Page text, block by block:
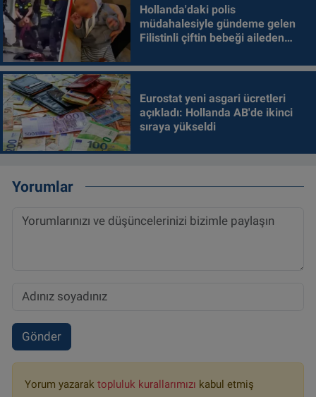
Hollanda'daki polis
müdahalesiyle gündeme gelen
Filistinli çiftin bebeği aileden
Eurostat yeni asgari ücretleri
açıkladı: Hollanda AB'de ikinci
sıraya yükseldi
Yorumlar
Gönder
Yorum yazarak topluluk kurallarımızı kabul etmiş